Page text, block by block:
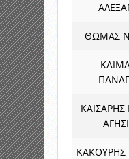
ΘΩΜΑΣ
ΚΑΚΟΥΡΗΣ